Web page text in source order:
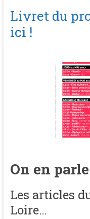
Livret du
ici !
On en
Les articles
Loire…